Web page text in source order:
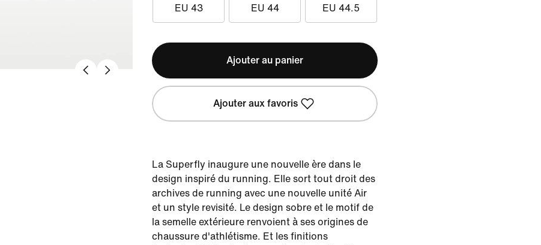
EU 43 EU 44 EU 44.5
Ajouter au panier
Ajouter aux favoris
La Superfly inaugure une nouvelle ère dans le
design inspiré du running. Elle sort tout droit des
archives de running avec une nouvelle unité Air
et un style revisité. Le design sobre et le motif de
la semelle extérieure renvoient à ses origines de
chaussure d'athlétisme. Et les finitions